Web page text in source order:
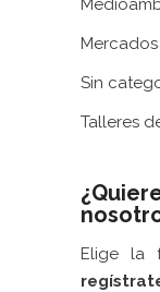
Mercados
Sin
Talleres
Elige la